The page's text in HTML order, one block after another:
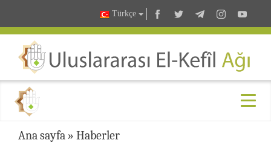
Türkçe
Ana sayfa » Haberler